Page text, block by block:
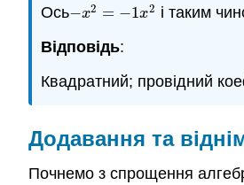
Ось−x2 = −1x2
−x2 =− 1x2 і таким
Відповідь:
Квадратний; провідний
Додавання та
Почнемо з спрощення